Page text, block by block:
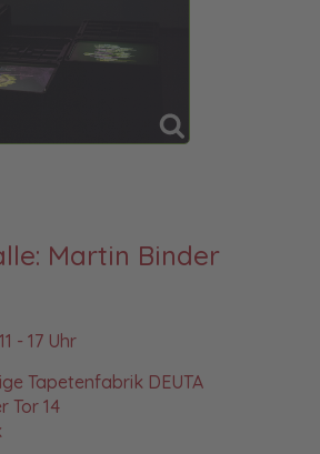
Martin Binder
- 17 Uhr
Tapetenfabrik DEUTA
Tor 14